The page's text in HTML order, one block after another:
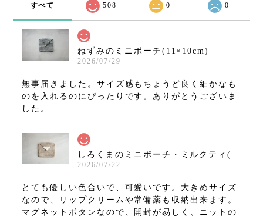
すべて 508 0 0
ねずみのミニポーチ(11×10cm)
2026/07/29
無事届きました。サイズ感もちょうど良く細かなも
のを入れるのにぴったりです。ありがとうございま
した。
しろくまのミニポーチ・ミルクティ(11×10cm)
2026/07/22
とても優しい色合いで、可愛いです。大きめサイズ
なので、リップクリームや常備薬も収納出来ます。
マグネットボタンなので、開封が易しく、ニットの